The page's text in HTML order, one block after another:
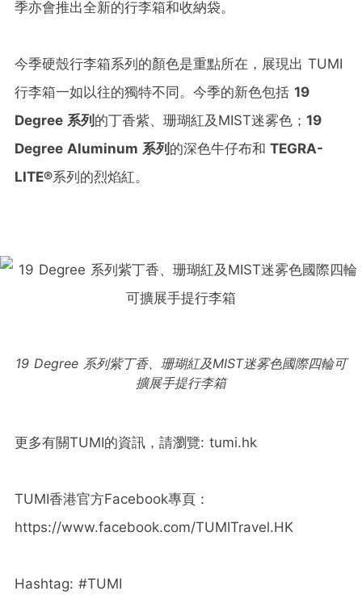
季亦會推出全新的行李箱和收納袋。
今季硬殼行李箱系列的顏色是重點所在，展現出 TUMI
行李箱一如以往的獨特不同。今季的新色包括 19
Degree 系列 的丁香紫、珊瑚紅及MIST迷雾色； 19
Degree Aluminum 系列 的深色牛仔布和 TEGRA-
LITE®系列的烈焰紅。
19 Degree 系列紫丁香、珊瑚紅及MIST迷雾色國際四輪可
擴展手提行李箱
更多有關TUMI的資訊，請瀏覽: tumi.hk
TUMI香港官方Facebook專頁：
https://www.facebook.com/TUMITravel.HK
Hashtag: #TUMI